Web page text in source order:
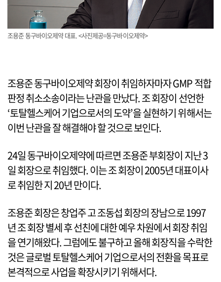
조용준 동구바이오제약 대표. <사진제공=동구바이오제약>
조용준 동구바이오제약 회장이 취임하자마자 GMP 적합
판정 취소소송이라는 난관을 만났다. 조 회장이 선언한
‘토탈헬스케어 기업으로서의 도약’을 실현하기 위해서는
이번 난관을 잘 해결해야 할 것으로 보인다.
24일 동구바이오제약에 따르면 조용준 부회장이 지난 3
일 회장으로 취임했다. 이는 조 회장이 2005년 대표이사
로 취임한 지 20년 만이다.
조용준 회장은 창업주 고 조동섭 회장의 장남으로 1997
년 조 회장 별세 후 선친에 대한 예우 차원에서 회장 취임
을 연기해왔다. 그럼에도 불구하고 올해 회장직을 수락한
것은 글로벌 토탈헬스케어 기업으로서의 전환을 목표로
본격적으로 사업을 확장시키기 위해서다.